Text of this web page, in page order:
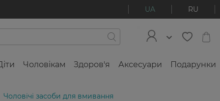
UA RU
Чоловікам Здоров'я Аксесуари Подарунки
Чоловічі засоби для вмивання